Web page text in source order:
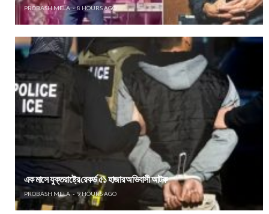
PROBASH MELA 8 HOURS AGO
এক মাসে যুক্তরাষ্ট্রে রেকর্ড ৫১ হাজার অভিবাসী আটক
PROBASH MELA 9 HOURS AGO